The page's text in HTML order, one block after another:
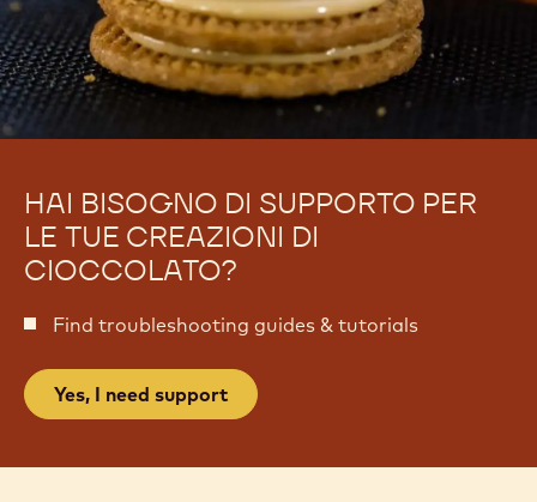
HAI BISOGNO DI SUPPORTO PER
LE TUE CREAZIONI DI
CIOCCOLATO?
Find troubleshooting guides & tutorials
Yes, I need support